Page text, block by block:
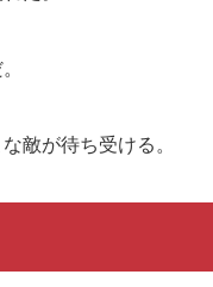
敵が待ち受ける。